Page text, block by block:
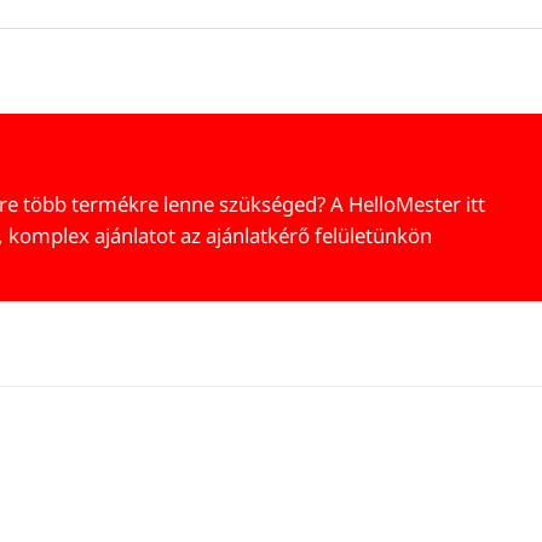
több termékre lenne szükséged? A HelloMester itt
ajánlatot az ajánlatkérő felületünkön